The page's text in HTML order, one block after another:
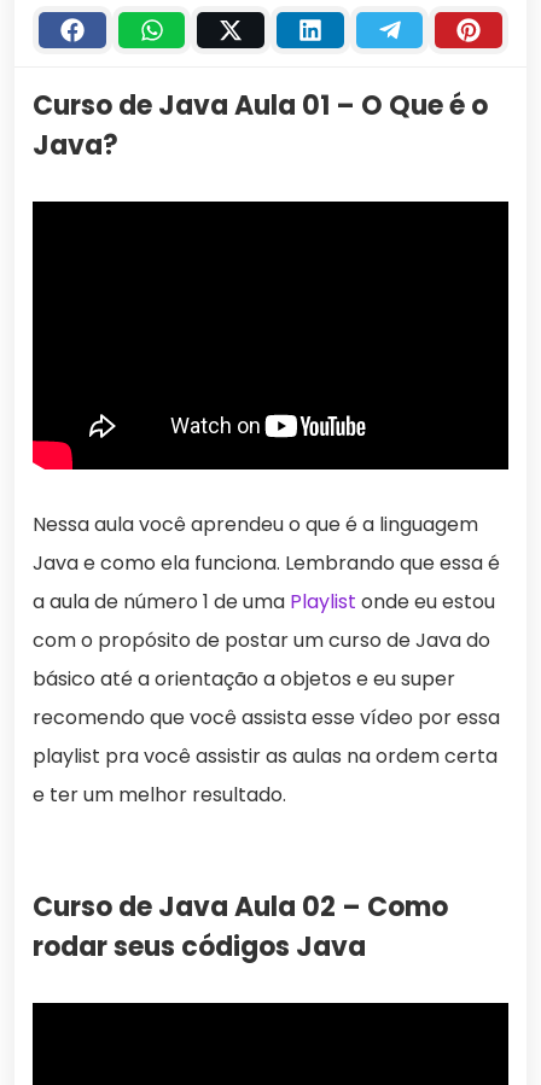
Curso de Java Aula 01 – O Que é o
Java?
Nessa aula você aprendeu o que é a linguagem
Java e como ela funciona. Lembrando que essa é
a aula de número 1 de uma Playlist onde eu estou
com o propósito de postar um curso de Java do
básico até a orientação a objetos e eu super
recomendo que você assista esse vídeo por essa
playlist pra você assistir as aulas na ordem certa
e ter um melhor resultado.
Curso de Java Aula 02 – Como
rodar seus códigos Java